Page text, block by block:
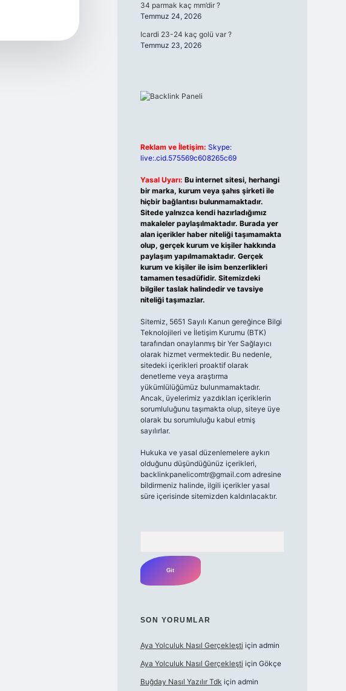
34 parmak kaç mm’dir ?
Temmuz 24, 2026
Icardi 23-24 kaç golü var ?
Temmuz 23, 2026
Reklam ve İletişim: Skype:
live:.cid.575569c608265c69
Yasal Uyarı: Bu internet sitesi, herhangi
bir marka, kurum veya şahıs şirketi ile
hiçbir bağlantısı bulunmamaktadır.
Sitede yalnızca kendi hazırladığımız
makaleler paylaşılmaktadır. Burada yer
alan içerikler haber niteliği taşımamakta
olup, gerçek kurum ve kişiler hakkında
paylaşım yapılmamaktadır. Gerçek
kurum ve kişiler ile isim benzerlikleri
tamamen tesadüfidir. Sitemizdeki
bilgiler taslak halindedir ve tavsiye
niteliği taşımazlar.
Sitemiz, 5651 Sayılı Kanun gereğince Bilgi
Teknolojileri ve İletişim Kurumu (BTK)
tarafından onaylanmış bir Yer Sağlayıcı
olarak hizmet vermektedir. Bu nedenle,
sitedeki içerikleri proaktif olarak
denetleme veya araştırma
yükümlülüğümüz bulunmamaktadır.
Ancak, üyelerimiz yazdıkları içeriklerin
sorumluluğunu taşımakta olup, siteye üye
olarak bu sorumluluğu kabul etmiş
sayılırlar.
Hukuka ve yasal düzenlemelere aykırı
olduğunu düşündüğünüz içerikleri,
backlinkpanelicomtr@gmail.com adresine
bildirmeniz halinde, ilgili içerikler yasal
süre içerisinde sitemizden kaldırılacaktır.
SON YORUMLAR
Aya Yolculuk Nasıl Gerçekleşti için admin
Aya Yolculuk Nasıl Gerçekleşti için Gökçe
Buğday Nasıl Yazılır Tdk için admin